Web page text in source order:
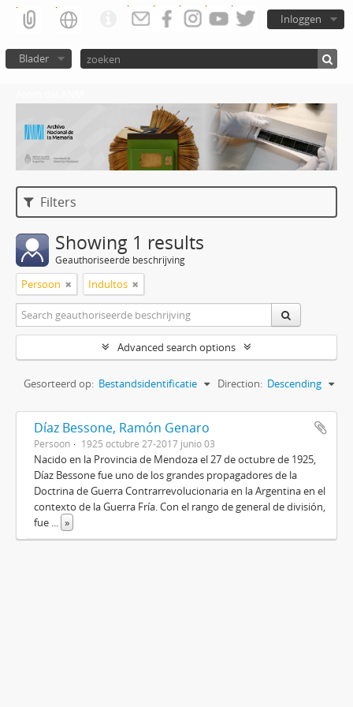
Inloggen
Blader
Filters
Showing 1 results
Geauthoriseerde beschrijving
Persoon Indultos
Advanced search options
Gesorteerd op: Bestandsidentificatie Direction: Descending
Díaz Bessone, Ramón Genaro
Persoon 1925 octubre 27-2017 junio 03
Nacido en la Provincia de Mendoza el 27 de octubre de 1925,
Díaz Bessone fue uno de los grandes propagadores de la
Doctrina de Guerra Contrarrevolucionaria en la Argentina en el
contexto de la Guerra Fría. Con el rango de general de división,
fue ... »